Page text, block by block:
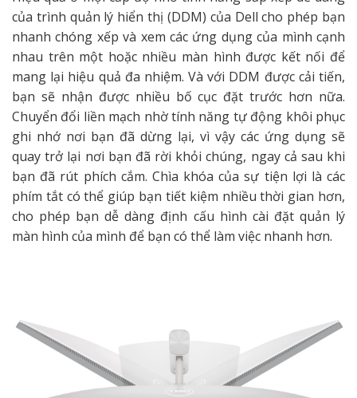
của trình quản lý hiển thị (DDM) của Dell cho phép bạn
nhanh chóng xếp và xem các ứng dụng của mình cạnh
nhau trên một hoặc nhiều màn hình được kết nối để
mang lại hiệu quả đa nhiệm. Và với DDM được cải tiến,
bạn sẽ nhận được nhiều bố cục đặt trước hơn nữa.
Chuyển đổi liền mạch nhờ tính năng tự động khôi phục
ghi nhớ nơi bạn đã dừng lại, vì vậy các ứng dụng sẽ
quay trở lại nơi bạn đã rời khỏi chúng, ngay cả sau khi
bạn đã rút phích cắm. Chìa khóa của sự tiện lợi là các
phím tắt có thể giúp bạn tiết kiệm nhiều thời gian hơn,
cho phép bạn dễ dàng định cấu hình cài đặt quản lý
màn hình của mình để bạn có thể làm việc nhanh hơn.